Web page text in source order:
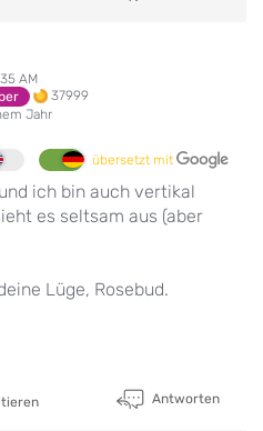
AM
37999
Jahr
übersetzt mit
ich bin auch vertikal
es seltsam aus (aber
Lüge, Rosebud.
Antworten